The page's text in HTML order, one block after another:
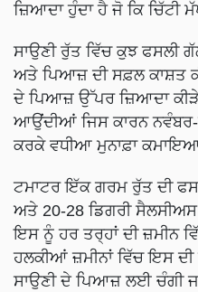
ਜ਼ਿਆਦਾ ਹੁੰਦਾ ਹੈ ਜੋ ਕਿ ਚਿੱਟੀ
ਸਾਉਣੀ ਰੁੱਤ ਵਿੱਚ ਕੁਝ ਫਸਲੀ
ਅਤੇ ਪਿਆਜ਼ ਦੀ ਸਫ਼ਲ ਕਾਸ਼ਤ
ਦੇ ਪਿਆਜ਼ ਉੱਪਰ ਜ਼ਿਆਦਾ
ਆਉਂਦੀਆਂ ਜਿਸ ਕਾਰਨ
ਕਰਕੇ ਵਧੀਆ ਮੁਨਾਫ਼ਾ ਕਮਾਇਆ
ਟਮਾਟਰ ਇੱਕ ਗਰਮ ਰੁੱਤ ਦੀ
ਅਤੇ 20-28 ਡਿਗਰੀ ਸੈਲਸੀਅਸ
ਇਸ ਨੂੰ ਹਰ ਤਰ੍ਹਾਂ ਦੀ ਜ਼ਮੀਨ
ਹਲਕੀਆਂ ਜ਼ਮੀਨਾਂ ਵਿੱਚ ਇਸ ਦੀ
ਸਾਉਣੀ ਦੇ ਪਿਆਜ਼ ਲਈ ਚੰਗੀ